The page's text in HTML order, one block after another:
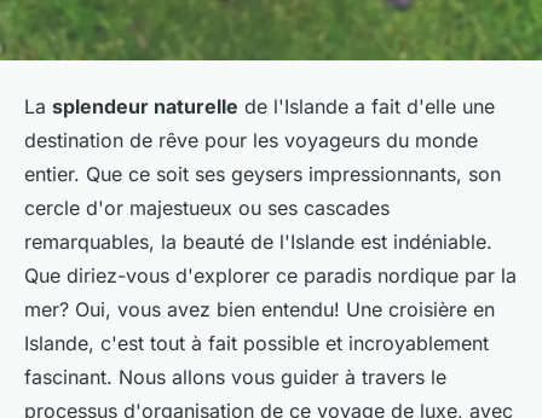
La splendeur naturelle de l'Islande a fait d'elle une
destination de rêve pour les voyageurs du monde
entier. Que ce soit ses geysers impressionnants, son
cercle d'or majestueux ou ses cascades
remarquables, la beauté de l'Islande est indéniable.
Que diriez-vous d'explorer ce paradis nordique par la
mer? Oui, vous avez bien entendu! Une croisière en
Islande, c'est tout à fait possible et incroyablement
fascinant. Nous allons vous guider à travers le
processus d'organisation de ce voyage de luxe, avec